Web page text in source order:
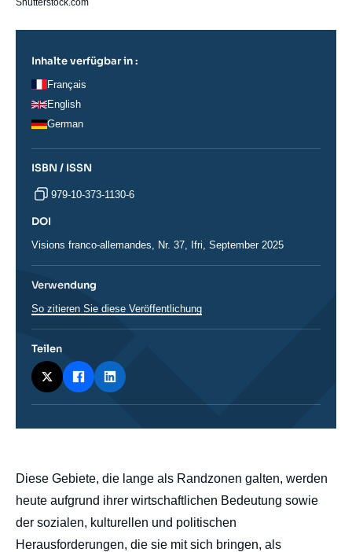
body
Diese Gebiete, die lange als Randzonen galten, werden
heute aufgrund ihrer wirtschaftlichen Bedeutung sowie
der sozialen, kulturellen und politischen
Herausforderungen, die sie mit sich bringen, als
Inhalte verfügbar in :
Français
English
German
ISBN / ISSN
979-10-373-1130-6
DOI
DOI
Visions franco-allemandes, Nr. 37, Ifri, September 2025
Verwendung
So zitieren Sie diese Veröffentlichung
Teilen